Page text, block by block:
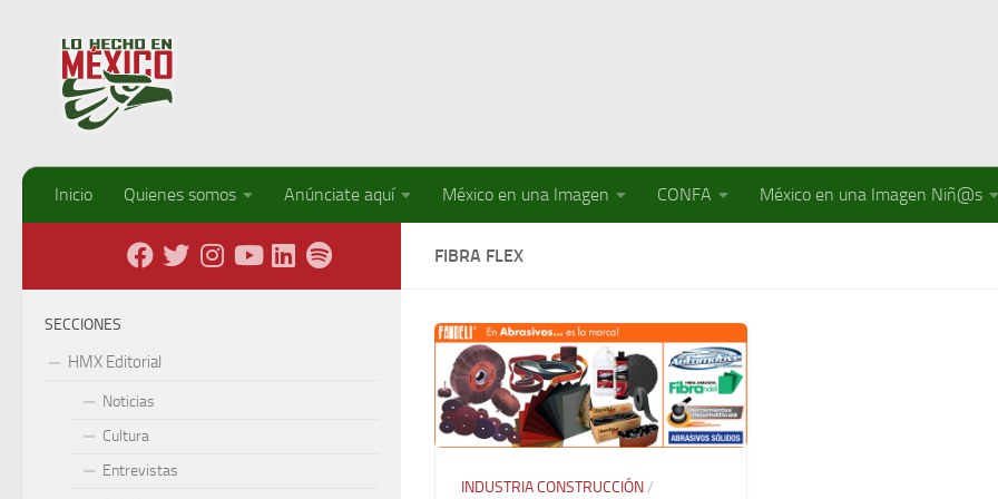
Inicio Quienes somos Anúnciate aquí México en una Imagen CONFA México en una Imagen Niñ@s
FIBRA FLEX
INDUSTRIA CONSTRUCCIÓN/
SECCIONES
HMX Editorial
Noticias
Cultura
Entrevistas